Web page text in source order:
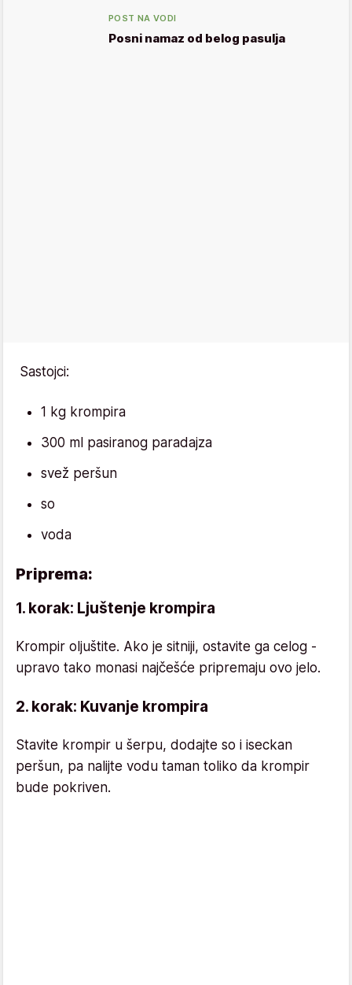
POST NA VODI
Posni namaz od belog pasulja
Sastojci:
1 kg krompira
300 ml pasiranog paradajza
svež peršun
so
voda
Priprema:
1. korak: Ljuštenje krompira
Krompir oljuštite. Ako je sitniji, ostavite ga celog -
upravo tako monasi najčešće pripremaju ovo jelo.
2. korak: Kuvanje krompira
Stavite krompir u šerpu, dodajte so i iseckan
peršun, pa nalijte vodu taman toliko da krompir
bude pokriven.